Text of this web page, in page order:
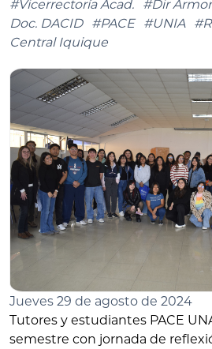
#Vicerrectoría Acad.
#Dir
Doc. DACID
#PACE #UNIA
Central Iquique
Jueves 29 de agosto de 2024
Tutores y estudiantes PACE
semestre con jornada de